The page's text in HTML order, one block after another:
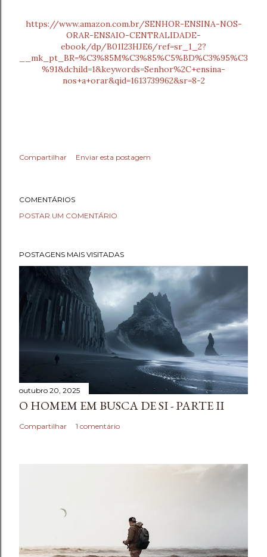
https://www.amazon.com.br/SENHOR-ENSINA-NOS-
ORAR-ENSAIO-CENTRALIDADE-
ebook/dp/B01I23HJE6/ref=sr_1_2?
__mk_pt_BR=%C3%85M%C3%85%C5%BD%C3%95%C3
%91&dchild=1&keywords=Senhor%2C+ensina-
nos+a+orar&qid=1613739962&sr=8-2
Compartilhar Enviar esta postagem
COMENTÁRIOS
POSTAR UM COMENTÁRIO
POSTAGENS MAIS VISITADAS
outubro 20, 2025
O HOMEM EM BUSCA DE SI - PARTE II
Compartilhar 1 comentário